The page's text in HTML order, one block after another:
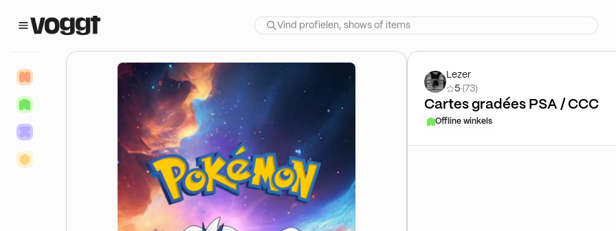
Lezer
5·(73)
Cartes gradées PSA / CCC
Offline winkels